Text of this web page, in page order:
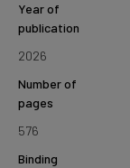
Year of
publication
2026
Number of
pages
576
Binding